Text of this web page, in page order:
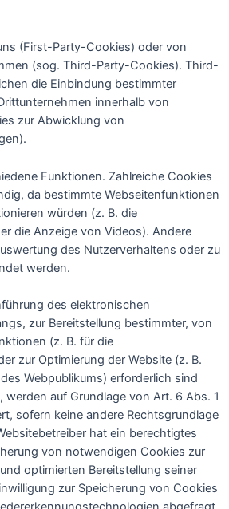
(First-Party-Cookies) oder von
(sog. Third-Party-Cookies). Third-
die Einbindung bestimmter
innerhalb von
zur Abwicklung von
Funktionen. Zahlreiche Cookies
da bestimmte Webseitenfunktionen
würden (z. B. die
die Anzeige von Videos). Andere
des Nutzerverhaltens oder zu
werden.
des elektronischen
zur Bereitstellung bestimmter, von
(z. B. für die
zur Optimierung der Website (z. B.
Webpublikums) erforderlich sind
auf Grundlage von Art. 6 Abs. 1
sofern keine andere Rechtsgrundlage
hat ein berechtigtes
von notwendigen Cookies zur
optimierten Bereitstellung seiner
zur Speicherung von Cookies